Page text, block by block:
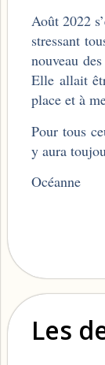
Août 2022
stressant
nouveau
Elle allait
place et à
Pour tous
y aura
Océanne
Les